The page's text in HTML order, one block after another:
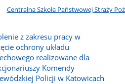
Centralna Szkoła Państwowej Straży
z zakresu pracy w
ochrony układu
realizowane dla
Komendy
Policji w Katowicach